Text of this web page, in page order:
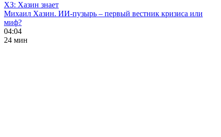
ХЗ: Хазин знает
Михаил Хазин. ИИ-пузырь – первый вестник кризиса или
миф?
04:04
24 мин